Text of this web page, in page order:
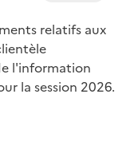
par email
Copier dans le
relatifs aux
l'information
la session 2026.